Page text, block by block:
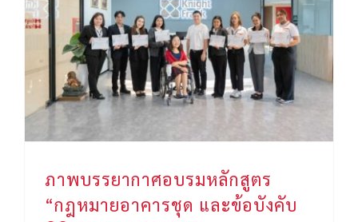
ภาพบรรยากาศอบรมหลักสูตร
“กฎหมายอาคารชุด และข้อบังคับ